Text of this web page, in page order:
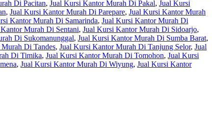
Di Pacitan, Jual Kursi Kantor Murah Di Pakal, Jual Kursi
, Jual Kursi Kantor Murah Di Parepare, Jual Kursi Kantor Murah
Kantor Murah Di Samarinda, Jual Kursi Kantor Murah Di
Murah Di Sentani, Jual Kursi Kantor Murah Di Sidoarjo,
Di Sukomanunggal, Jual Kursi Kantor Murah Di Sumba Barat,
Di Tandes, Jual Kursi Kantor Murah Di Tanjung Selor, Jual
Di Timika, Jual Kursi Kantor Murah Di Tomohon, Jual Kursi
, Jual Kursi Kantor Murah Di Wiyung, Jual Kursi Kantor